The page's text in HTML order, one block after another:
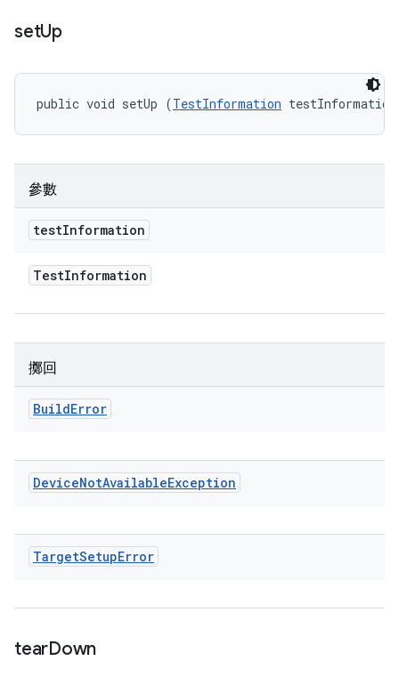
setUp
public void setUp (TestInformation
參數
testInformation
TestInformation
擲回
BuildError
DeviceNotAvailableException
TargetSetupError
tearDown